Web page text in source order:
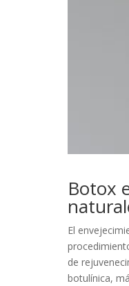
Botox
El
de
botulínica,